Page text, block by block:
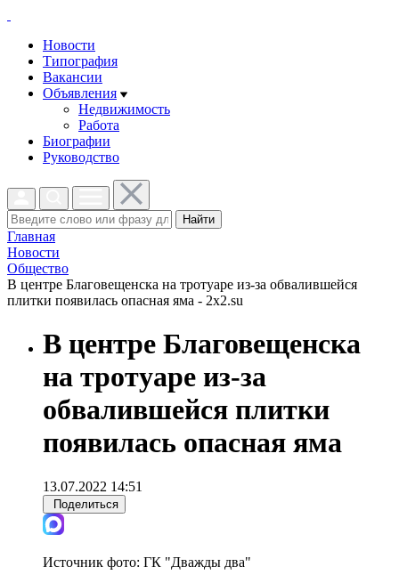
Новости
Типография
Вакансии
Объявления
Недвижимость
Работа
Биографии
Руководство
Найти
Главная
Новости
Общество
В центре Благовещенска на тротуаре из-за обвалившейся
плитки появилась опасная яма - 2x2.su
В центре Благовещенска
на тротуаре из-за
обвалившейся плитки
появилась опасная яма
13.07.2022 14:51
Поделиться
Источник фото: ГК "Дважды два"